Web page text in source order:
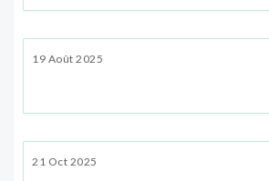
19 Août 2025
21 Oct 2025